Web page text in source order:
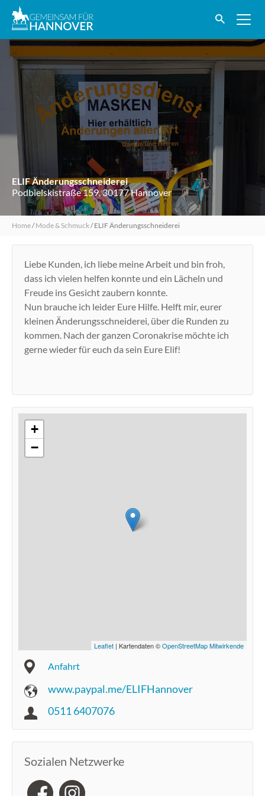
ELIF Änderungsschneiderei
Podbielskistraße 159, 30177 Hannover
Home/Mode & Schmuck/ELIF Änderungsschneiderei
Liebe Kunden, ich liebe meine Arbeit und bin froh,
dass ich vielen helfen konnte und ein Lächeln und
Freude ins Gesicht zaubern konnte.
Nun brauche ich leider Eure Hilfe. Helft mir, eurer
kleinen Änderungsschneiderei, über die Runden zu
kommen. Nach der ganzen Coronakrise möchte ich
gerne wieder für euch da sein Eure Elif!
+
−
Leaflet | Kartendaten ©OpenStreetMap Mitwirkende
Anfahrt
www.paypal.me/ELIFHannover
0511 6407076
Sozialen Netzwerke